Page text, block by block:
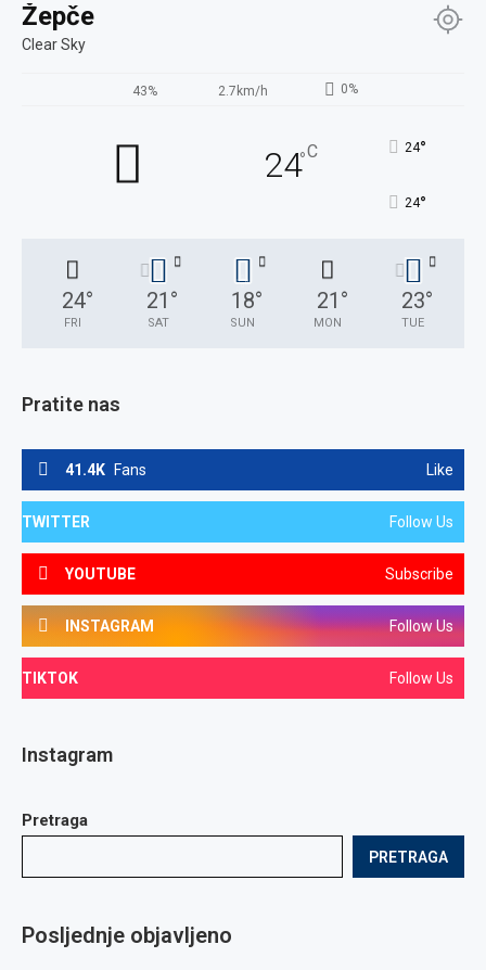
Žepče
Clear Sky
43% 2.7km/h 0%
24°C 24°
24°
24°
FRI
21 °
SAT
18°
SUN
21 °
MON
23°
TUE
Pratite nas
41.4K Fans Like
TWITTER Follow Us
YOUTUBE Subscribe
INSTAGRAM Follow Us
TIKTOK Follow Us
Instagram
Pretraga
PRETRAGA
Posljednje objavljeno